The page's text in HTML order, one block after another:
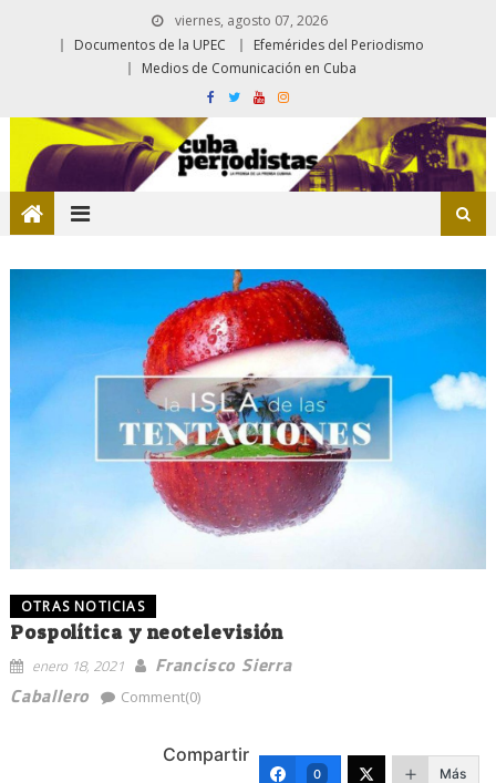
viernes, agosto 07, 2026
Documentos de la UPEC
Efemérides del Periodismo
Medios de Comunicación en Cuba
OTRAS NOTICIAS
Pospolítica y neotelevisión
enero 18, 2021
Francisco Sierra
Caballero
Comment(0)
Compartir
0 Más